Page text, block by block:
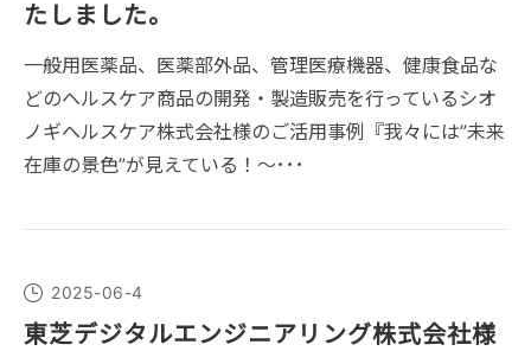
たしました。
一般用医薬品、医薬部外品、管理医療機器、健康食品な
どのヘルスケア商品の開発・製造販売を行っているシオ
ノギヘルスケア株式会社様のご活用事例『我々には”未来
在庫の景色”が見えている！～･･･
2025-06-4
東芝デジタルエンジニアリング株式会社様